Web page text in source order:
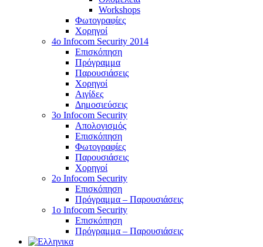
Workshops
Φωτογραφίες
Χορηγοί
4ο Infocom Security 2014
Επισκόπηση
Πρόγραμμα
Παρουσιάσεις
Χορηγοί
Αιγίδες
Δημοσιεύσεις
3o Infocom Security
Απολογισμός
Επισκόπηση
Φωτογραφίες
Παρουσιάσεις
Χορηγοί
2o Infocom Security
Επισκόπηση
Πρόγραμμα – Παρουσιάσεις
1ο Infocom Security
Επισκόπηση
Πρόγραμμα – Παρουσιάσεις